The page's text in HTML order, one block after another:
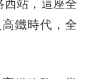
站，這座全
鐵時代，全